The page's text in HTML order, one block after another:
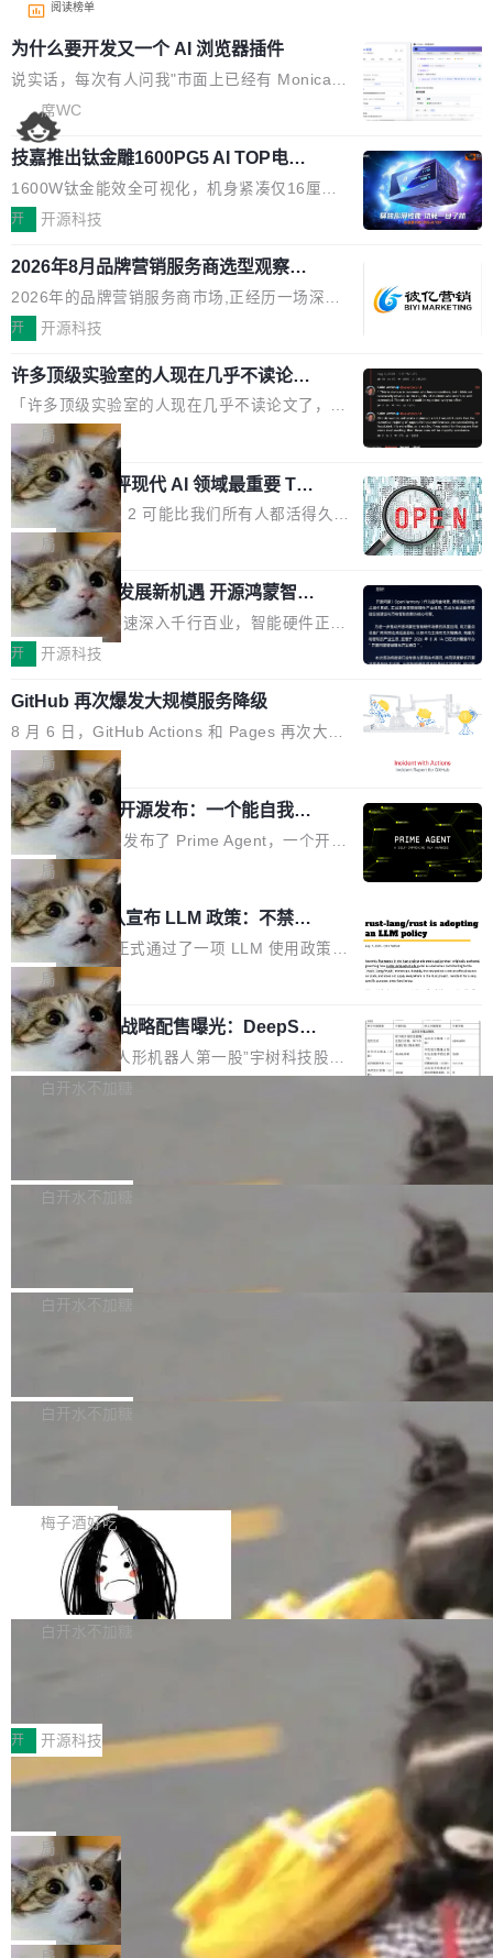
阅读榜单
为什么要开发又一个 AI 浏览器插件
说实话，每次有人问我"市面上已经有 Monica、
Sider、Copilot for Chrome 这些 AI 浏览器插件
了，你为什么还要再做一个"，我都觉得这个问题
问得好。 因为我自己也是从用户变成开发者的。
现有产品的天花板 我用过不少 AI 浏览器插件。
刚开始觉得都挺好——选中一段文字，弹出解
要。但用久了你会发现，它们本质上都是同一类
东西：一个带网页上下文的聊天框。 它们能读取
页面的文本，然后把文本丢给大模型，再返回一
段回答。仅此而已。 这当然有用，但总觉得差点
意思。比如我在一个后台管理系统里，需要填50
个表单字段，每个字段还有联动逻辑；比如我
想...
席WC
技嘉推出钛金雕1600PG5 AI TOP电
源：为发烧级主机与本地AI算力打造旗
舰供电方案
1600W钛金能效全可视化，机身紧凑仅16厘米
继2026台北电脑展首度亮相后，技嘉科技近日正
电源专为发烧级DIY主机与本地AI算力平台打
造，整机长度仅16厘米，提供1600W额定功率
与80PLUS钛金能效；支持ATX 3.1与PCIe 5.1
规范，结合服务器级元件、完善供电线材与内置
实时LCD监控屏，可充分满足当下高阶PC主机
的严苛使用需求。 澎湃功率，紧凑机身 钛金雕1
600PG5 AI TOP具备强悍输出功率，同时实现
机身尺寸大幅精简。整机长度仅16厘米，属于同
功率段机身尺寸十分紧凑的1600W电源产品。小
巧机身有效提升市面主流标准A...
开 开源科技
2026年8月品牌营销服务商选型观察：
从流量思维到品牌资产思维的范式转移
2026年的品牌营销服务商市场,正经历一场深刻
的价值重构。全球全案品牌代理机构市场从2025
复合增长率达5.44%,预计2032年将突破120亿美
元。数字广告与公共关系相关服务市场更是从20
25年的8463亿美元扩张至2026年的8763亿美
元。数字的背后是一个清晰的事实——品牌对专
业化营销服务的需求从未如此迫切。 但市场扩容
的同时,服务商的竞争逻辑正在改变。2026年Top
Agency年度合辑的观察指出,“产品”这个离消费
者最近的载体,在整个品牌营销层面的权重显著变
高了。全域营销服务商的竞争正在从规模转向深
度,案例厚度、全域覆盖、多线协同...
开 开源科技
许多顶级实验室的人现在几乎不读论文
了
「许多顶级实验室的人现在几乎不读论文了，而
且他们认为 ICLR/ICML/NeurIPS 充斥着大量过
度宣传和欺诈。」 OpenAI 研究员 Keller Jorda
n 这条推文引发了广泛讨论。他不是在说风凉
话，他是说出了一个圈内人尽皆知但很少公开捅
破的事实。 Jordan 随后补充了一句软化声明：
「我不认为这些会议上大部分论文都在过度宣传
或造假。问题是，作为读者，如果你筛选出那些
看起来最令人兴奋的论文，那它们大部分都是过
度宣传的。」 这才是真正的痛点。不是所有论文
都有问题，是最吸引眼球的那批论文最有问题。
他引用的帖子来自 Mathew Shen，一位 ICLR 2
026 的读者：「看了篇 ...
局
xAI 前工程师评现代 AI 领域最重要 Top
3 开源项目
Flash Attention 2 可能比我们所有人都活得久。
这句话不是来自某个技术博客，而是出自 Hieu
Pham 的一条推文。Hieu Pham 是谁？他是 xAI
的早期工程师之一，在 Grok 训练基础设施团队
工作过。近日他在 X 上发了一条帖子，列出了他
认为现代 AI 领域最重要的三个开源项目。 第一
理由很具体。FA 系列不需要解释，但 FA2 是他
认为最重要的一个——复杂度恰到好处，刚好能
驱动你去学 CuTe，但还没被那些"邪恶的" Hopp
er++ 优化所淹没，足够容易修改和适配。 更关
键的是 FA2 的持久性...
局
共商智能硬件发展新机遇 开源鸿蒙智能
硬件开发者日杭州站即将举行
随着万物智联加速深入千行百业，智能硬件正从
单点设备迈向智能化、网联化、协同化发展。作
鸿蒙通过统一技术底座和分布式能力，为不同类
型智能设备的开发、连接与互联提供关键支撑，
也为产业链企业探索产品创新与商业增长打开新
的空间。 8月14日，开源鸿蒙智能硬件开发者日
（OHDD：OpenHarmony Hardware Develope
r Day）将在杭州启航。活动面向智能硬件产业
链企业和开发者，邀请行业专家与资深技术顾
问，围绕开源鸿蒙技术能力、设备适配、芯片适
配、功耗与稳定性调优、兼容性测评及统一互联
等内容展开系统讲解和实战交流，帮助企业进一
步了解开源鸿蒙在智能...
开 开源科技
GitHub 再次爆发大规模服务降级
8 月 6 日，GitHub Actions 和 Pages 再次大规
模服务降级，Actions 完全不可用超过 5 小时，
webhook 停发，连自托管 runner 也因调度层故
障无法工作。Pages、Copilot code review、C
opilot coding agent 全部受影响。从检测到完全
恢复，大约 12 小时。 这是 2026 年 8 月的第六
起事故，其中四起与 AI/Copilot 服务相关。 Git
Hub 员工 kdaigle 在 HN 讨论中贴出了一组数
据：2025 年全年 10 亿次 commit。现在，每周
2.75 亿次，全年预计 140 亿次。GitHub...
局
Prime Agent 开源发布：一个能自我改
进的编程 Agent，ARC-AGI 3 超越人类
专家基线
Prime Intellect 发布了 Prime Agent，一个开源
的编程 Agent Harness，核心设计围绕两个抽
象：Recursive Language Model（RLM）和 C
ontinual Harness。在 ARC-AGI 3 基准测试
上，Prime Agent + Opus 5 的组合达到了 95.
5% RHAE Best@1，超过了 ARC 报告的人类专
家基线 95.4%。 不是又一个 coding agent 包装
器 Prime Agent 的架构和市面上大多数 coding
agent 有本质区别。大多数 agent harness 的设
计是基于早期模型的能力—...
局
Rust 项目团队宣布 LLM 政策：不禁
止，但你要承认哪些代码不是你写的
Rust 语言项目正式通过了一项 LLM 使用政策，
覆盖 rust-lang/rust 单一仓库的代码贡献。这不
是项目级别的官方立场，目前由五个团队采纳，
但它可能是主流开源项目中关于 AI 辅助贡献最
细致的一份规则。 政策的核心只有一句话：LLM
可以用来分析、提炼、审阅、建议，但不能用来
不得生成涉及安全性的关键变更，除非作者本身
局
宇树科技 IPO 战略配售曝光：DeepSe
ek 获配 93.3 万股，锁定 36 个月
8月6日晚间，“人形机器人第一股”宇树科技股份
有限公司披露IPO发行价格及战略配售结果，杭
36个月。 公告显示，本次宇树科技战略配售对
员工参与设立的专项资产管理计划。其中，Dee
获配9...
白开水不加糖
Bug fixes and enhancements 修复多次传递同
一个回归问题，该问题导致拉取镜像时会拒绝包
题，该问题可能导致在旧版 Linux 内核...
白开水不加糖
e 孵化器项目管理委员会（IPMC）投票中获得
P）！这一里程碑不仅标志着 Fluss 迈入新的发
白开水不加糖
长期停止内容更新，未能实现其作为“AI版维基百
提交的编辑请求也长期处于待处理状态。 Groki
pedia 于去年底上线，定位为由人工智能生成内
容的百科平台，被马斯克视为传统众包百科网站
维基百科的替代方案。Lawfare 调查发现，无论
热门页面还是低关注度页面，均未出现近期更
白开水不加糖
是这样的：配 MessageSource 的 Bean、写 R
eloadableResourceBundleMessageSource、
声明 LocaleResolver、注册 LocaleChangeInt
erceptor…五六步之后才能看到第一行翻译文
本。 Solon 换了个方式。整个 i18n 模块围绕三
梅子酒好吃
Apache Doris 4.1 全面增强 Iceberg：
支持 UPDATE、MERGE INTO 与 Iceb
erg V3
Apache Doris 4.1 要补齐的，正是缺失的那一
半。在已有查询能力的基础上，Doris 进一步支
常维护操作，并完整支持 Iceberg V3 格式。
白开水不加糖
村国家自主创新示范区会议中心开幕。本届大会
由中关村智联软件服务业质量创新联盟主办，以
“智构可信·质创未来——AI原生时代的质量新范
式”为主题，直面AI从实验室走向规模化产业落地
的核心质量命题。会上，《2026智能研发生产力
工具选型手册》发布，Testin云测的Testin XAge
nt智能测试系统入选AI测试领域代表产品。对CI
O而言，这提示了一个转变：AI测试正在从效率
工具升级为企业的质量基础设施。 CIO面对的新
开 开源科技
让非法状态不可表示：一篇关于 ADT
有一种东西，一旦用过就回不去了。Alex Fedos
eev 管它叫"软件设计的基石"。 他说的东西不新
鲜——代数数据类型（ADT），尤其是和类型
（sum type）。但他说清楚了一件事：这不是类
型系统的学术体操，是日常编码的思维方式。 文
章从一个简单的例子切入。一个网站的深色主题
局
Cloudflare 开源内部企业 AI 平台 Clou
dflare OS
Cloudflare 发布了一个开源项目 Cloudflare O
S。如果你只看官方博客，你会觉得这是又一